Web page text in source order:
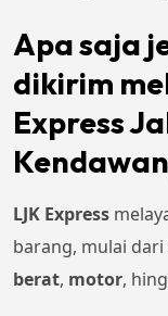
Apa saja
dikirim
Express
LJK Express
barang, mulai dari
berat, motor,